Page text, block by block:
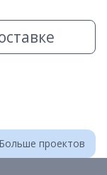
Больше проектов